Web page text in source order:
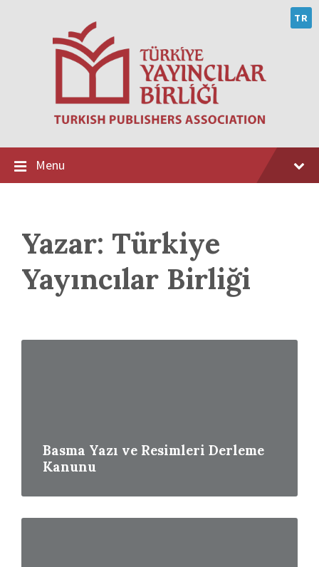
TR
Menu
Yazar: Türkiye
Yayıncılar Birliği
Basma Yazı ve Resimleri Derleme
Kanunu
Read
Read